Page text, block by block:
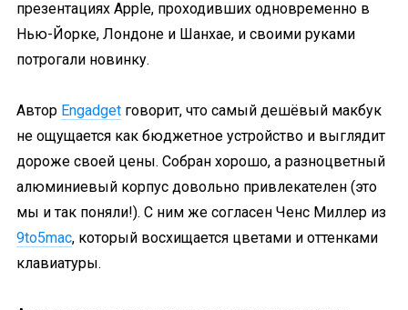
презентациях Apple, проходивших одновременно в
Нью-Йорке, Лондоне и Шанхае, и своими руками
потрогали новинку.
Автор Engadget говорит, что самый дешёвый макбук
не ощущается как бюджетное устройство и выглядит
дороже своей цены. Собран хорошо, а разноцветный
алюминиевый корпус довольно привлекателен (это
мы и так поняли!). С ним же согласен Ченс Миллер из
9to5mac, который восхищается цветами и оттенками
клавиатуры.